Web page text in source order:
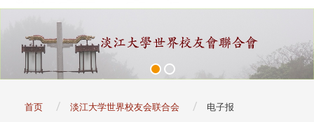
首页 淡江大学世界校友会联合会 电子报